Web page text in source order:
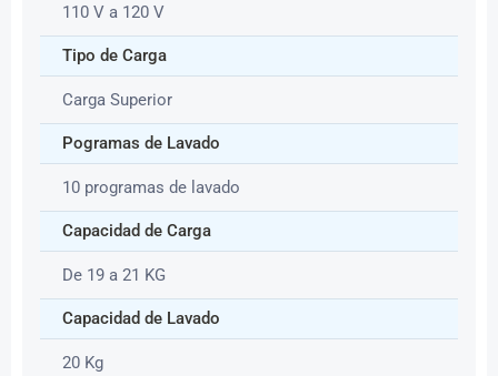
110 V a 120 V
Tipo de Carga
Carga Superior
Pogramas de Lavado
10 programas de lavado
Capacidad de Carga
De 19 a 21 KG
Capacidad de Lavado
20 Kg